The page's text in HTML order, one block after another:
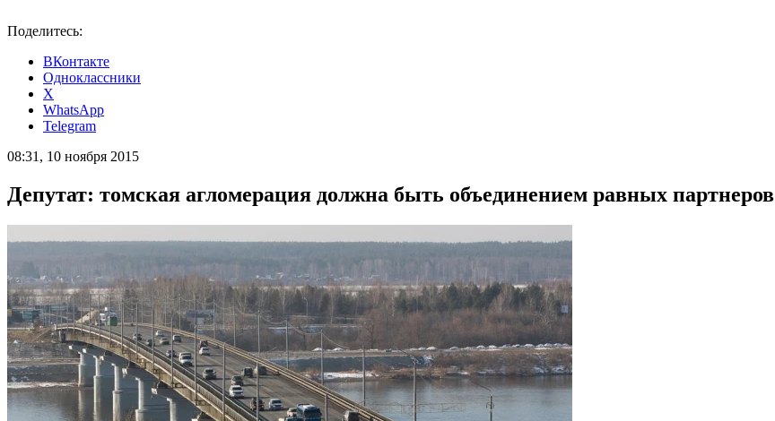
Поделитесь:
ВКонтакте
Одноклассники
X
WhatsApp
Telegram
08:31, 10 ноября 2015
Депутат: томская агломерация должна быть объединением равных партнеров